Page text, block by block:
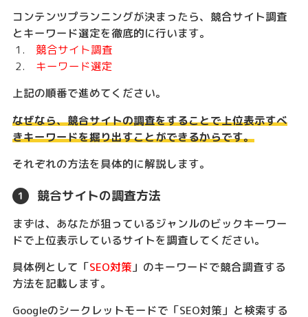
コンテンツプランニングが決まったら、競合サイト調査
とキーワード選定を徹底的に行います。
競合サイト調査
キーワード選定
上記の順番で進めてください。
なぜなら、競合サイトの調査をすることで上位表示すべ
きキーワードを掘り出すことができるからです。
それぞれの方法を具体的に解説します。
競合サイトの調査方法
まずは、あなたが狙っているジャンルのビックキーワー
ドで上位表示しているサイトを調査してください。
具体例として「SEO対策 」のキーワードで競合調査する
方法を記載します。
Googleのシークレットモードで「SEO対策」と検索する